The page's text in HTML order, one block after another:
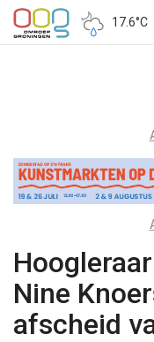
17.6°C
Nine
afscheid